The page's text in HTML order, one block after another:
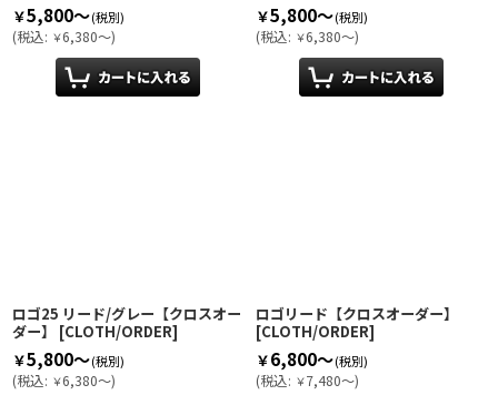
￥5,800～(税別)
(税込: ￥6,380～)
￥5,800～(税別)
(税込: ￥6,380～)
ロゴ25 リード/グレー【クロスオー
ダー】
[CLOTH/ORDER]
￥5,800～(税別)
(税込: ￥6,380～)
ロゴリード【クロスオーダー】
[CLOTH/ORDER]
￥6,800～(税別)
(税込: ￥7,480～)